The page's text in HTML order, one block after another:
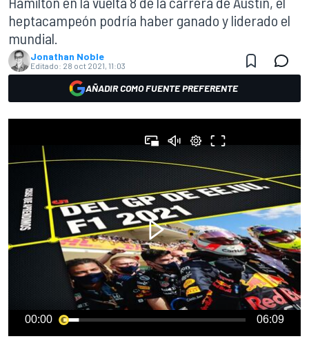
heptacampeón podría haber ganado y liderado el
mundial.
Jonathan Noble
Editado: 28 oct 2021, 11:03
AÑADIR COMO FUENTE PREFERENTE
00:00 06:09